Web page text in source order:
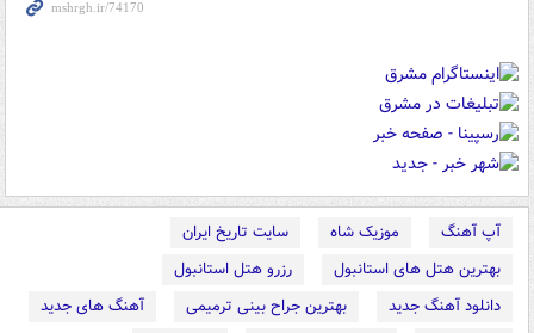
آپ آهنگ موزیک شاه
سایت تاریخ ایران
بهترین هتل های استانبول
رزرو هتل استانبول
دانلود آهنگ جدید
بهترین جراح بینی ترمیمی
آهنگ های جدید